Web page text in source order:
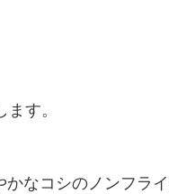
す。
なコシのノンフラ